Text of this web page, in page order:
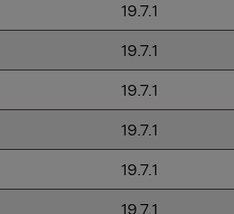
19.7.1
19.7.1
19.7.1
19.7.1
19.7.1
19.7.1